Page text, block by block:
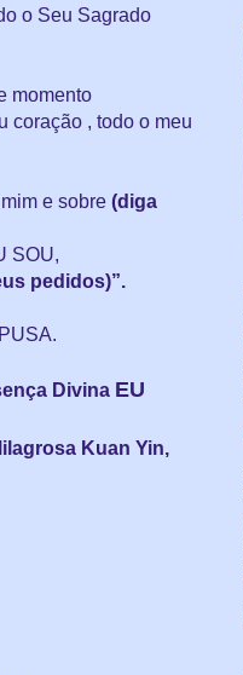
o Seu Sagrado
momento
coração , todo o meu
e sobre (diga
SOU,
pedidos)”.
Divina EU
Kuan Yin,